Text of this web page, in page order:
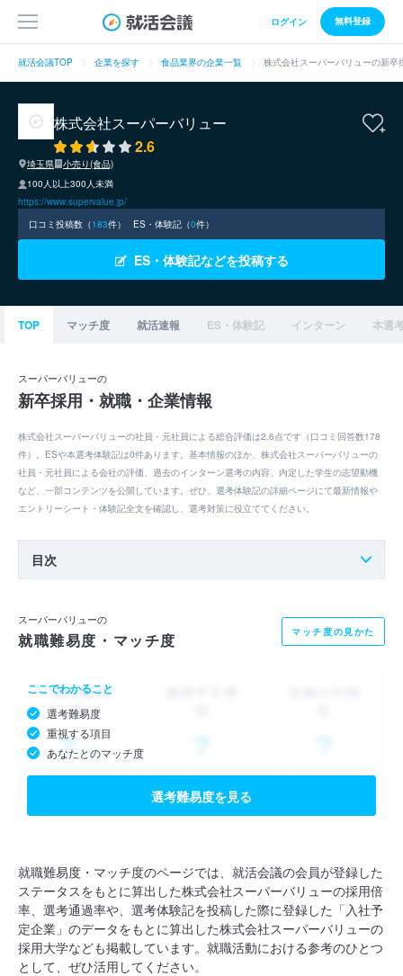
ログイン 無料登録
就活会議TOP 企業を探す 食品業界の企業一覧 株式会社スーパーバリューの新卒
株式会社スーパーバリュー
2.6
埼玉県
小売り(食品)
100人以上300人未満
https://www.supervalue.jp/
口コミ投稿数（183件） ES・体験記（0件）
ES・体験記などを投稿する
TOP マッチ度 就活速報 ES・体験記 インターン 本選
スーパーバリューの
新卒採用・就職・企業情報
株式会社スーパーバリューの社員・元社員による総合評価は2.6点です（口コミ回答数178
件）。ESや本選考体験記は0件あります。基本情報のほか、株式会社スーパーバリューの
社員・元社員による会社の評価、過去のインターン選考の内容、内定した学生の志望動機
など、一部コンテンツを公開しています。ぜひ、選考体験記の詳細ページにて最新情報や
エントリーシート・体験記全文を確認し、選考対策に役立ててください。
目次
スーパーバリューの
就職難易度・マッチ度 マッチ度の見かた
ここでわかること
選考難易度
重視する項目
あなたとのマッチ度
選考難易度を見る
就職難易度・マッチ度のページでは、就活会議の会員が登録した
ステータスをもとに算出した株式会社スーパーバリューの採用倍
率、選考通過率や、選考体験記を投稿した際に登録した「入社予
定企業」のデータをもとに算出した株式会社スーパーバリューの
採用大学なども掲載しています。就職活動における参考のひとつ
として、ぜひ活用してください。